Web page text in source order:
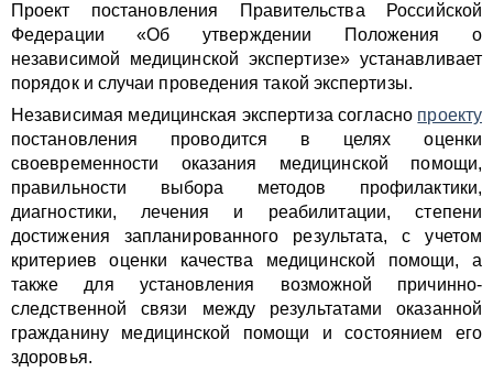
Проект постановления Правительства Российской
Федерации «Об утверждении Положения о
независимой медицинской экспертизе» устанавливает
порядок и случаи проведения такой экспертизы.
Независимая медицинская экспертиза согласно проекту
постановления проводится в целях оценки
своевременности оказания медицинской помощи,
правильности выбора методов профилактики,
диагностики, лечения и реабилитации, степени
достижения запланированного результата, с учетом
критериев оценки качества медицинской помощи, а
также для установления возможной причинно-
следственной связи между результатами оказанной
гражданину медицинской помощи и состоянием его
здоровья.